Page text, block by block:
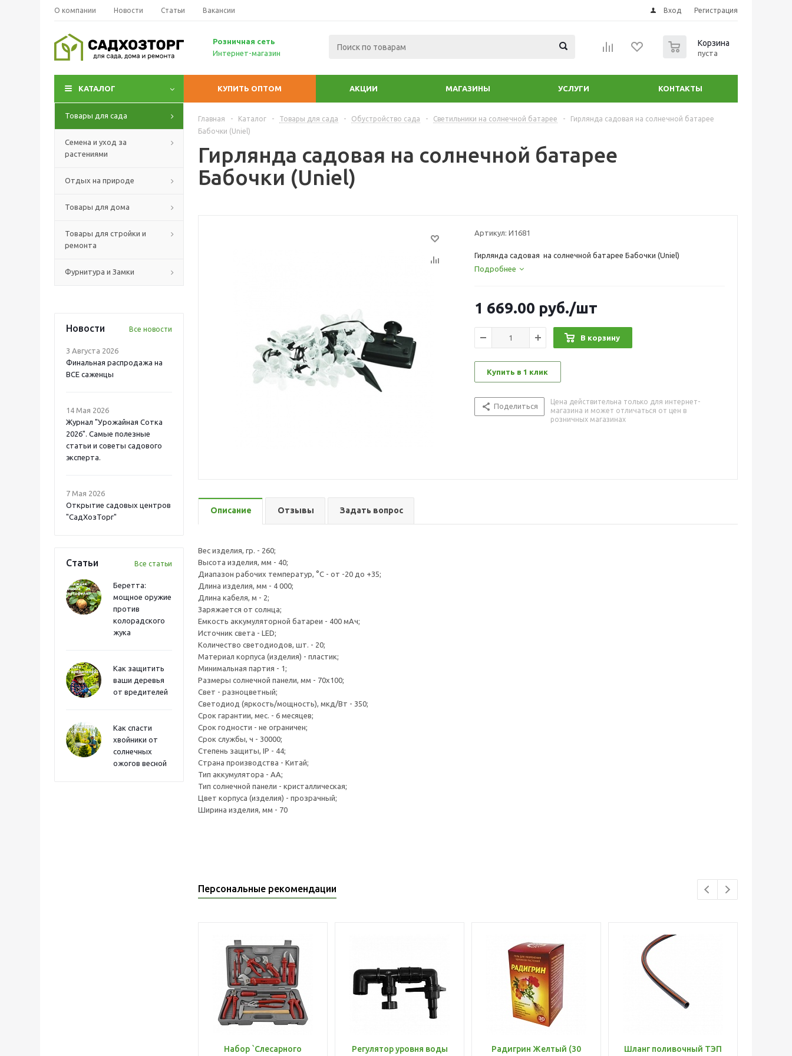
О компании Новости Статьи Вакансии Вход Регистрация
Розничная сеть
Интернет-магазин
Корзина
пуста
КАТАЛОГ КУПИТЬ ОПТОМ АКЦИИ МАГАЗИНЫ УСЛУГИ КОНТАКТЫ
Товары для сада
Семена и уход за
растениями
Отдых на природе
Товары для дома
Товары для стройки и
ремонта
Фурнитура и Замки
Новости Все новости
3 Августа 2026
Финальная распродажа на
ВСЕ саженцы
14 Мая 2026
Журнал "Урожайная Сотка
2026". Самые полезные
статьи и советы садового
эксперта.
7 Мая 2026
Открытие садовых центров
"СадХозТорг"
Статьи Все статьи
Беретта:
мощное оружие
против
колорадского
жука
Как защитить
ваши деревья
от вредителей
Как спасти
хвойники от
солнечных
ожогов весной
Главная - Каталог - Товары для сада - Обустройство сада - Светильники на солнечной батарее -
Гирлянда садовая на солнечной батарее
Бабочки (Uniel)
Гирлянда садовая на солнечной батарее
Бабочки (Uniel)
Артикул: И1681
Гирлянда садовая на солнечной батарее Бабочки (Uniel)
Подробнее
1 669.00 руб./шт
В корзину
Купить в 1 клик
Поделиться
Цена действительна только для интернет-
магазина и может отличаться от цен в
розничных магазинах
Описание Отзывы Задать вопрос
Вес изделия, гр. - 260;
Высота изделия, мм - 40;
Диапазон рабочих температур, °С - от -20 до +35;
Длина изделия, мм - 4 000;
Длина кабеля, м - 2;
Заряжается от солнца;
Емкость аккумуляторной батареи - 400 мАч;
Источник света - LED;
Количество светодиодов, шт. - 20;
Материал корпуса (изделия) - пластик;
Минимальная партия - 1;
Размеры солнечной панели, мм - 70х100;
Свет - разноцветный;
Светодиод (яркость/мощность), мкд/Вт - 350;
Срок гарантии, мес. - 6 месяцев;
Срок годности - не ограничен;
Срок службы, ч - 30000;
Степень защиты, IP - 44;
Страна производства - Китай;
Тип аккумулятора - АА;
Тип солнечной панели - кристаллическая;
Цвет корпуса (изделия) - прозрачный;
Ширина изделия, мм - 70
Персональные рекомендации
Набор `Слесарного Регулятор уровня воды Радигрин Желтый (30 Шланг поливочный ТЭП